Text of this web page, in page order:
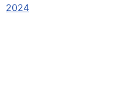
2024